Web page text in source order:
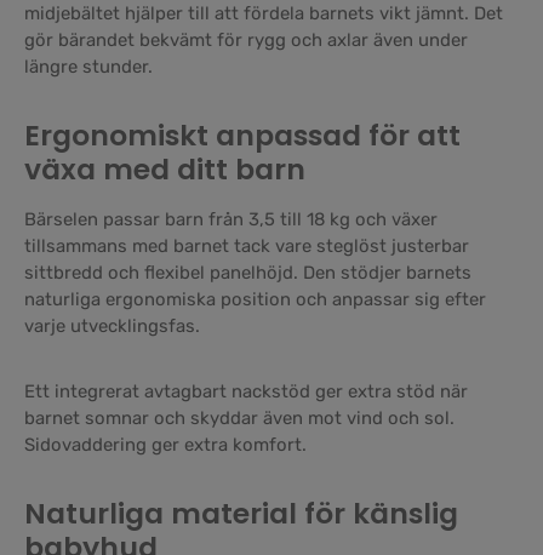
midjebältet hjälper till att fördela barnets vikt jämnt. Det
gör bärandet bekvämt för rygg och axlar även under
längre stunder.
Ergonomiskt anpassad för att
växa med ditt barn
Bärselen passar barn från 3,5 till 18 kg och växer
tillsammans med barnet tack vare steglöst justerbar
sittbredd och flexibel panelhöjd. Den stödjer barnets
naturliga ergonomiska position och anpassar sig efter
varje utvecklingsfas.
Ett integrerat avtagbart nackstöd ger extra stöd när
barnet somnar och skyddar även mot vind och sol.
Sidovaddering ger extra komfort.
Naturliga material för känslig
babyhud